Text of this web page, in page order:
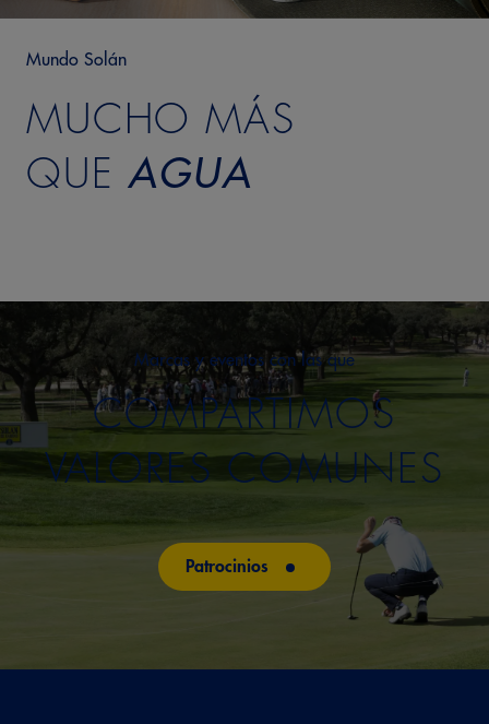
Mundo Solán
MUCHO MÁS
QUE AGUA
Marcas y eventos con las que
COMPARTIMOS
VALORES COMUNES
Patrocinios